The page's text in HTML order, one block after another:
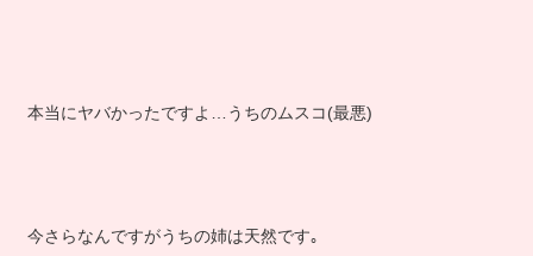
本当にヤバかったですよ…うちのムスコ(最悪)
今さらなんですがうちの姉は天然です｡